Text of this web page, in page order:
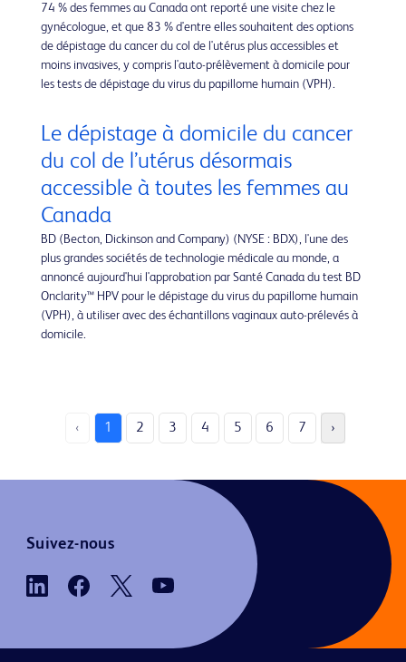
74 % des femmes au Canada ont reporté une visite chez le
gynécologue, et que 83 % d'entre elles souhaitent des options
de dépistage du cancer du col de l'utérus plus accessibles et
moins invasives, y compris l'auto-prélèvement à domicile pour
les tests de dépistage du virus du papillome humain (VPH).
Le dépistage à domicile du cancer
du col de l’utérus désormais
accessible à toutes les femmes au
Canada
BD (Becton, Dickinson and Company) (NYSE : BDX), l'une des
plus grandes sociétés de technologie médicale au monde, a
annoncé aujourd'hui l'approbation par Santé Canada du test BD
Onclarity™ HPV pour le dépistage du virus du papillome humain
(VPH), à utiliser avec des échantillons vaginaux auto-prélevés à
domicile.
‹ 1 2 3 4 5 6 7 ›
Suivez-nous